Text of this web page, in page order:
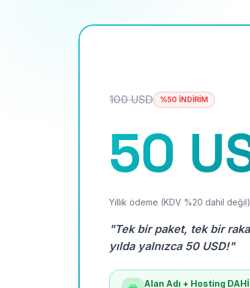
100 USD %50 İNDİRİM
50
Yıllık ödeme (KDV %20 dahil değil)
"Tek bir paket, tek bir
yılda yalnızca 50 USD!"
Alan Adı + Hosting